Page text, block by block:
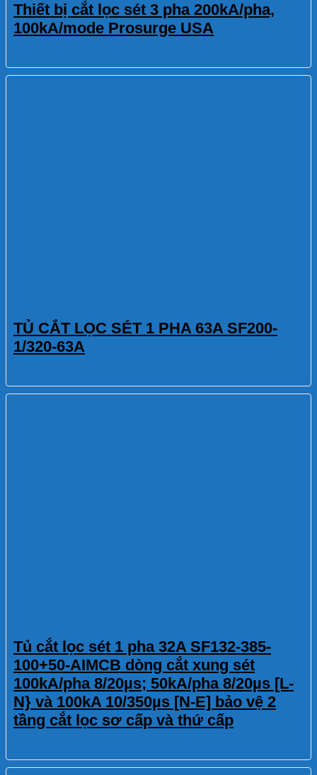
Thiết bị cắt lọc sét 3 pha 200kA/pha,
100kA/mode Prosurge USA
TỦ CẮT LỌC SÉT 1 PHA 63A SF200-
1/320-63A
Tủ cắt lọc sét 1 pha 32A SF132-385-
100+50-AIMCB dòng cắt xung sét
100kA/pha 8/20µs; 50kA/pha 8/20µs [L-
N} và 100kA 10/350µs [N-E] bảo vệ 2
tầng cắt lọc sơ cấp và thứ cấp